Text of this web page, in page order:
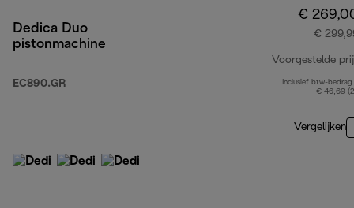
Dedica Duo
pistonmachine
EC890.GR
€
€
Voorgestelde
Inclusief btw-bedrag
€ 46,69
Vergelijken